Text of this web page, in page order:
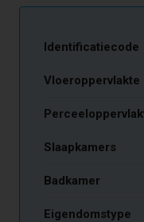
Identificatiecode
Vloeroppervlakte
Slaapkamers
Badkamer
Eigendomstype